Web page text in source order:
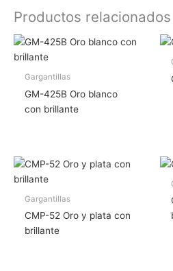
Productos relacionados
Gargantillas
GM-425B Oro blanco
con brillante
Gargantillas
CMP-52 Oro y plata con
brillante